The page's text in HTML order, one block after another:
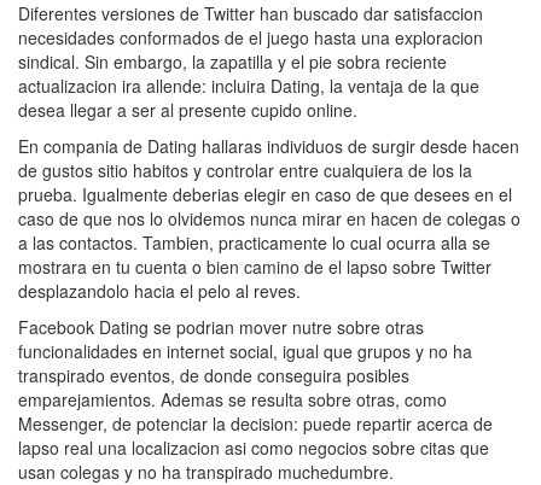
Diferentes versiones de Twitter han buscado dar satisfaccion
necesidades conformados de el juego hasta una exploracion
sindical. Sin embargo, la zapatilla y el pie sobra reciente
actualizacion ira allende: incluira Dating, la ventaja de la que
desea llegar a ser al presente cupido online.
En compania de Dating hallaras individuos de surgir desde hacen
de gustos sitio habitos y controlar entre cualquiera de los la
prueba. Igualmente deberias elegir en caso de que desees en el
caso de que nos lo olvidemos nunca mirar en hacen de colegas o
a las contactos. Tambien, practicamente lo cual ocurra alla se
mostrara en tu cuenta o bien camino de el lapso sobre Twitter
desplazandolo hacia el pelo al reves.
Facebook Dating se podri­an mover nutre sobre otras
funcionalidades en internet social, igual que grupos y no ha
transpirado eventos, de donde conseguira posibles
emparejamientos. Ademas se resulta sobre otras, como
Messenger, de potenciar la decision: puede repartir acerca de
lapso real una localizacion asi­ como negocios sobre citas que
usan colegas y no ha transpirado muchedumbre.